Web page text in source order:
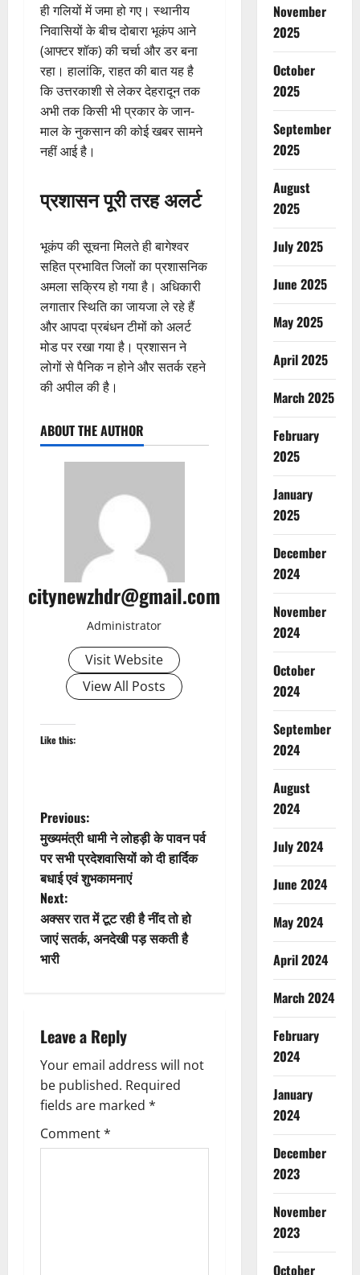
ही गलियों में जमा हो गए। स्थानीय
निवासियों के बीच दोबारा भूकंप आने
(आफ्टर शॉक) की चर्चा और डर बना
रहा। हालांकि, राहत की बात यह है
कि उत्तरकाशी से लेकर देहरादून तक
अभी तक किसी भी प्रकार के जान-
माल के नुकसान की कोई खबर सामने
नहीं आई है।
प्रशासन पूरी तरह अलर्ट
भूकंप की सूचना मिलते ही बागेश्वर
सहित प्रभावित जिलों का प्रशासनिक
अमला सक्रिय हो गया है। अधिकारी
लगातार स्थिति का जायजा ले रहे हैं
और आपदा प्रबंधन टीमों को अलर्ट
मोड पर रखा गया है। प्रशासन ने
लोगों से पैनिक न होने और सतर्क रहने
की अपील की है।
ABOUT THE AUTHOR
citynewzhdr@gmail.com
Administrator
Visit Website
View All Posts
Like this:
P
o
s
t
n
v
i
g
a
t
Previous:
मुख्यमंत्री धामी ने लोहड़ी के पावन पर्व
पर सभी प्रदेशवासियों को दी हार्दिक
बधाई एवं शुभकामनाएं
Next:
अक्सर रात में टूट रही है नींद तो हो
जाएं सतर्क, अनदेखी पड़ सकती है
भारी
Leave a Reply
Your email address will not
be published. Required
fields are marked *
Comment*
November
2025
October
2025
September
2025
August
2025
July 2025
June 2025
May 2025
April 2025
March 2025
February
2025
January
2025
December
2024
November
2024
October
2024
September
2024
August
2024
July 2024
June 2024
May 2024
April 2024
March 2024
February
2024
January
2024
December
2023
November
2023
October